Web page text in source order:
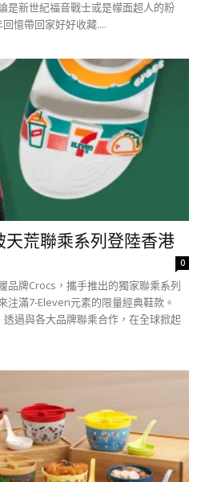
是新世紀福音戰士或是幪面超人的粉
憶帶回家好好收藏....
天荒聯乘系列登陸香港
0
品牌Crocs，攜手推出的獨家聯乘系列
注滿7-Eleven元素的限量經典鞋款。
過與各大品牌聯乘合作，在全球掀起